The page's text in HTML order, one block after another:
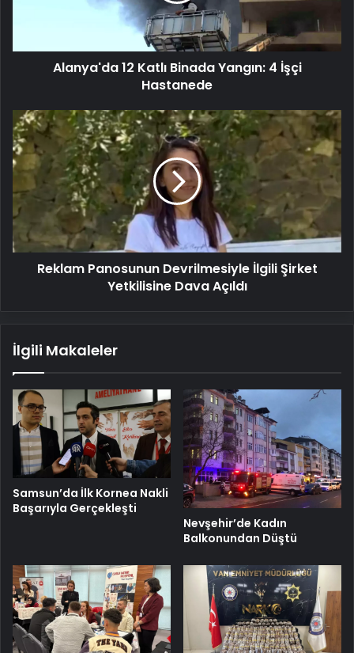
Alanya'da 12 Katlı Binada Yangın: 4 İşçi
Hastanede
Reklam
Panosunun
Devrilmesiyle
İlgili
Şirket
Yetkilisine
Dava
Açıldı
Reklam Panosunun Devrilmesiyle İlgili Şirket
Yetkilisine Dava Açıldı
İlgili Makaleler
Samsun’da İlk Kornea Nakli
Başarıyla Gerçekleşti
Nevşehir’de Kadın
Balkonundan Düştü